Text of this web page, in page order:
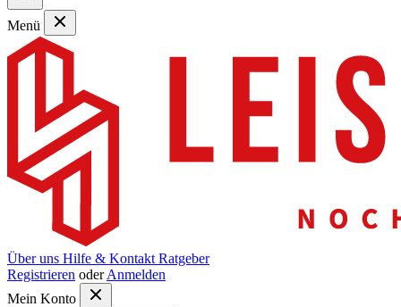
Menü
Über uns Hilfe & Kontakt Ratgeber
Registrieren oder Anmelden
Mein Konto